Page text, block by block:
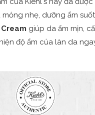
nhẹ, dưỡng ẩm
giúp da ẩm mịn,
độ ẩm của làn da